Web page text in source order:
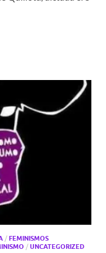
/ FEMINISMOS
/ UNCATEGORIZED